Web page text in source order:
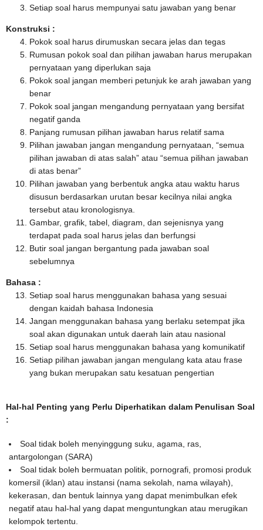
Setiap soal harus mempunyai satu jawaban yang benar
Konstruksi :
Pokok soal harus dirumuskan secara jelas dan tegas
Rumusan pokok soal dan pilihan jawaban harus merupakan
pernyataan yang diperlukan saja
Pokok soal jangan memberi petunjuk ke arah jawaban yang
benar
Pokok soal jangan mengandung pernyataan yang bersifat
negatif ganda
Panjang rumusan pilihan jawaban harus relatif sama
Pilihan jawaban jangan mengandung pernyataan, “semua
pilihan jawaban di atas salah” atau “semua pilihan jawaban
di atas benar”
Pilihan jawaban yang berbentuk angka atau waktu harus
disusun berdasarkan urutan besar kecilnya nilai angka
tersebut atau kronologisnya.
Gambar, grafik, tabel, diagram, dan sejenisnya yang
terdapat pada soal harus jelas dan berfungsi
Butir soal jangan bergantung pada jawaban soal
sebelumnya
Bahasa :
Setiap soal harus menggunakan bahasa yang sesuai
dengan kaidah bahasa Indonesia
Jangan menggunakan bahasa yang berlaku setempat jika
soal akan digunakan untuk daerah lain atau nasional
Setiap soal harus menggunakan bahasa yang komunikatif
Setiap pilihan jawaban jangan mengulang kata atau frase
yang bukan merupakan satu kesatuan pengertian
Hal-hal Penting yang Perlu Diperhatikan dalam Penulisan Soal
:
Soal tidak boleh menyinggung suku, agama, ras,
antargolongan (SARA)
Soal tidak boleh bermuatan politik, pornografi, promosi produk
komersil (iklan) atau instansi (nama sekolah, nama wilayah),
kekerasan, dan bentuk lainnya yang dapat menimbulkan efek
negatif atau hal-hal yang dapat menguntungkan atau merugikan
kelompok tertentu.